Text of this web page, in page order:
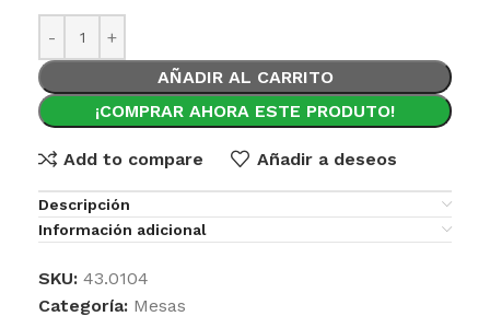
AÑADIR AL CARRITO
¡COMPRAR AHORA ESTE PRODUTO!
Add to compare Añadir a deseos
Descripción
Información adicional
SKU: 43.0104
Categoría: Mesas